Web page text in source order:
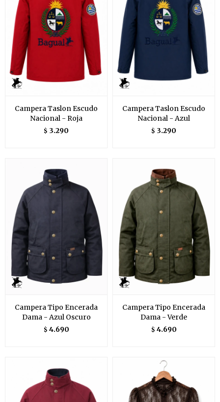
Campera Taslon Escudo
Nacional - Roja
$ 3.290
Campera Taslon Escudo
Nacional - Azul
$ 3.290
Campera Tipo Encerada
Dama - Azul Oscuro
$ 4.690
Campera Tipo Encerada
Dama - Verde
$ 4.690